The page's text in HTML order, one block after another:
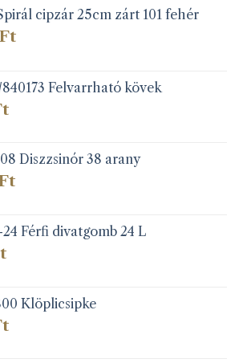
cipzár 25cm zárt 101 fehér
Ft
840173 Felvarrható kövek
Diszzsinór 38 arany
24 Férfi divatgomb 24 L
Klöplicsipke